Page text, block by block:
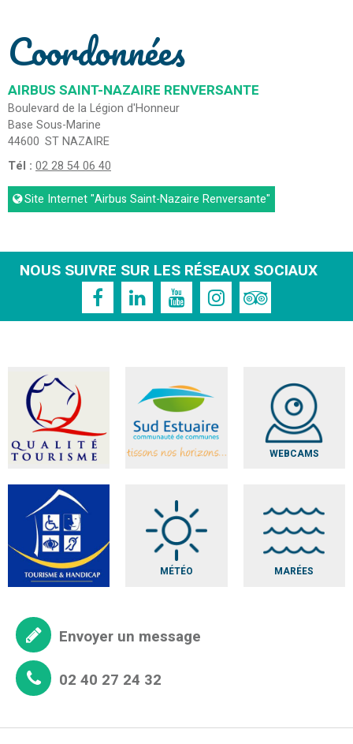
Coordonnées
AIRBUS SAINT-NAZAIRE RENVERSANTE
Boulevard de la Légion d'Honneur
Base Sous-Marine
44600 ST NAZAIRE
Tél : 02 28 54 06 40
Site Internet"Airbus Saint-Nazaire Renversante"
NOUS SUIVRE SUR LES RÉSEAUX SOCIAUX
WEBCAMS
MÉTÉO MARÉES
Envoyer un message
02 40 27 24 32